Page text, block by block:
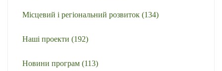
Місцевий і регіональний розвиток (134)
Наші проекти (192)
Новини програм (113)